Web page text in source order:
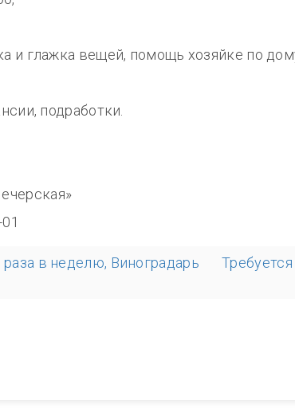
и глажка вещей, помощь хозяйке по
подработки.
в неделю, Виноградарь